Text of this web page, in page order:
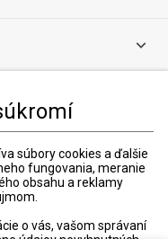
súbory cookies a ďalšie
fungovania, meranie
obsahu a reklamy
o vás, vašom správaní